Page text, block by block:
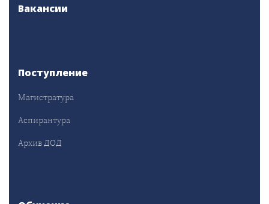
Вакансии
Поступление
Магистратура
Аспирантура
Архив ДОД